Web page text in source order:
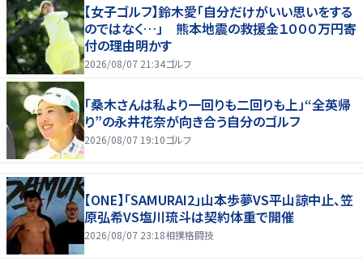
【女子ゴルフ】鈴木愛「自分だけがいい思いをする
のではなく…」 熊本地震の救援金１０００万円寄
付の理由明かす
2026/08/07 21:34ゴルフ
「桑木さんは私より一回りも二回りも上」“全英帰
り”の永井花奈が向き合う自分のゴルフ
2026/08/07 19:10ゴルフ
【ONE】「SAMURAI2」山本歩夢VS平山諒中止、笠
原弘希VS塩川琉斗は契約体重で開催
2026/08/07 23:18相撲格闘技